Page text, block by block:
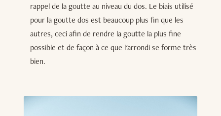
rappel de la goutte au niveau du dos. Le biais utilisé
pour la goutte dos est beaucoup plus fin que les
autres, ceci afin de rendre la goutte la plus fine
possible et de façon à ce que l'arrondi se forme très
bien.